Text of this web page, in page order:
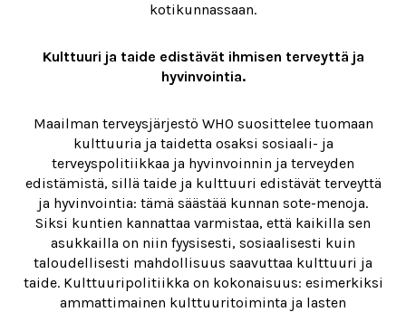
kotikunnassaan.
Kulttuuri ja taide edistävät ihmisen terveyttä ja
hyvinvointia.
Maailman terveysjärjestö WHO suosittelee tuomaan
kulttuuria ja taidetta osaksi sosiaali- ja
terveyspolitiikkaa ja hyvinvoinnin ja terveyden
edistämistä, sillä taide ja kulttuuri edistävät terveyttä
ja hyvinvointia: tämä säästää kunnan sote-menoja.
Siksi kuntien kannattaa varmistaa, että kaikilla sen
asukkailla on niin fyysisesti, sosiaalisesti kuin
taloudellisesti mahdollisuus saavuttaa kulttuuri ja
taide. Kulttuuripolitiikka on kokonaisuus: esimerkiksi
ammattimainen kulttuuritoiminta ja lasten